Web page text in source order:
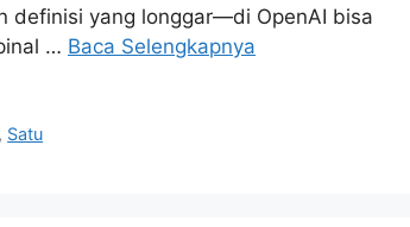
definisi yang longgar—di OpenAI bisa
… Baca Selengkapnya
, Satu